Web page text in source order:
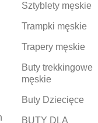
Sztyblety męskie
Trampki męskie
Trapery męskie
Buty trekkingowe
męskie
Buty Dziecięce
BUTY DLA